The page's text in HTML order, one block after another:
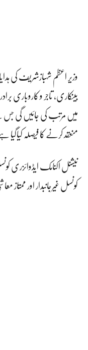
وزیر اعظم شہبازشریف کی
بینکاری، تاجر و کاروباری
میں مرتب کی جائیں گی
منعقد کرنے کا فیصلہ
نیشنل اکنامک ایڈوائزری
کونسل غیرجانبدار اور ممتاز